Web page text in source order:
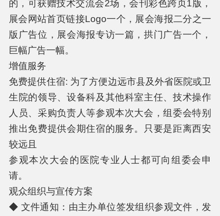
的，可获赠技术交流会2场，会刊彩色跨页1版，
展会网站首页链接Logo一个，展会海报二分之一
版广告位，展会海报专访一篇，拱门广告一个，
巨幅广告一幅。
增值服务
免费提供住宿: 为了方便边远市县及外省医院或卫
生院的领导、设备科及其他科室主任、技术操作
人员、采购负责人等参观本次大会，组委会特别
推出免费提供会期住宿的服务。只要是距离西安
较远且
参观本次大会的医院专业人士都可向组委会申
请。
观众组织与宣传方案
◆ 文件通知：由主办单位签发组织参观文件，发